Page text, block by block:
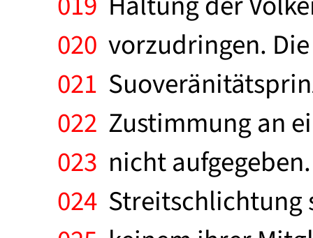
020 vorzudringen.
021
022 Zustimmung an
023 nicht
024 Streitschlichtung